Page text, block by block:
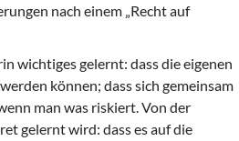
nach einem „Recht auf
wichtiges gelernt: dass die eigenen
können; dass sich gemeinsam
man was riskiert. Von der
gelernt wird: dass es auf die